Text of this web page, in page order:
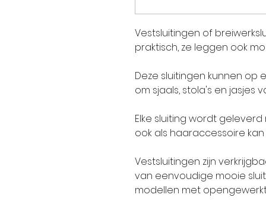
Vestsluitingen of
praktisch, ze leggen ook
Deze sluitingen kunnen op
om sjaals, stola's en jasjes
Elke sluiting wordt
ook als haaraccessoire
Vestsluitingen zijn
van eenvoudige mooie
modellen met